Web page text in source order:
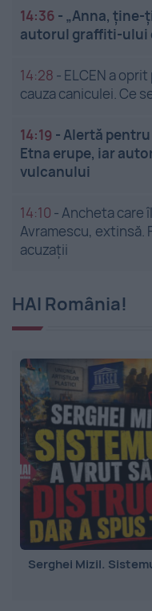
14:36 - „Anna, ține-
autorul graffiti-ului
14:28 - ELCEN a
cauza caniculei. Ce
14:19 -Alertă
Etna erupe, iar
vulcanului
14:10 -Ancheta care
Avramescu, extinsă.
acuzații
HAI România!
Serghei Mizil.